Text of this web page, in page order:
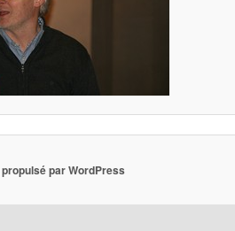
par WordPress